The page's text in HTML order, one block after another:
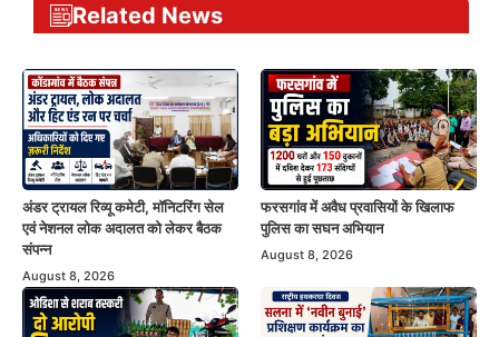
Related News
अंडर ट्रायल रिव्यू कमेटी, मॉनिटरिंग सेल
एवं नेशनल लोक अदालत को लेकर बैठक
संपन्न
August 8, 2026
फरसगांव में अवैध प्रवासियों के खिलाफ
पुलिस का सघन अभियान
August 8, 2026